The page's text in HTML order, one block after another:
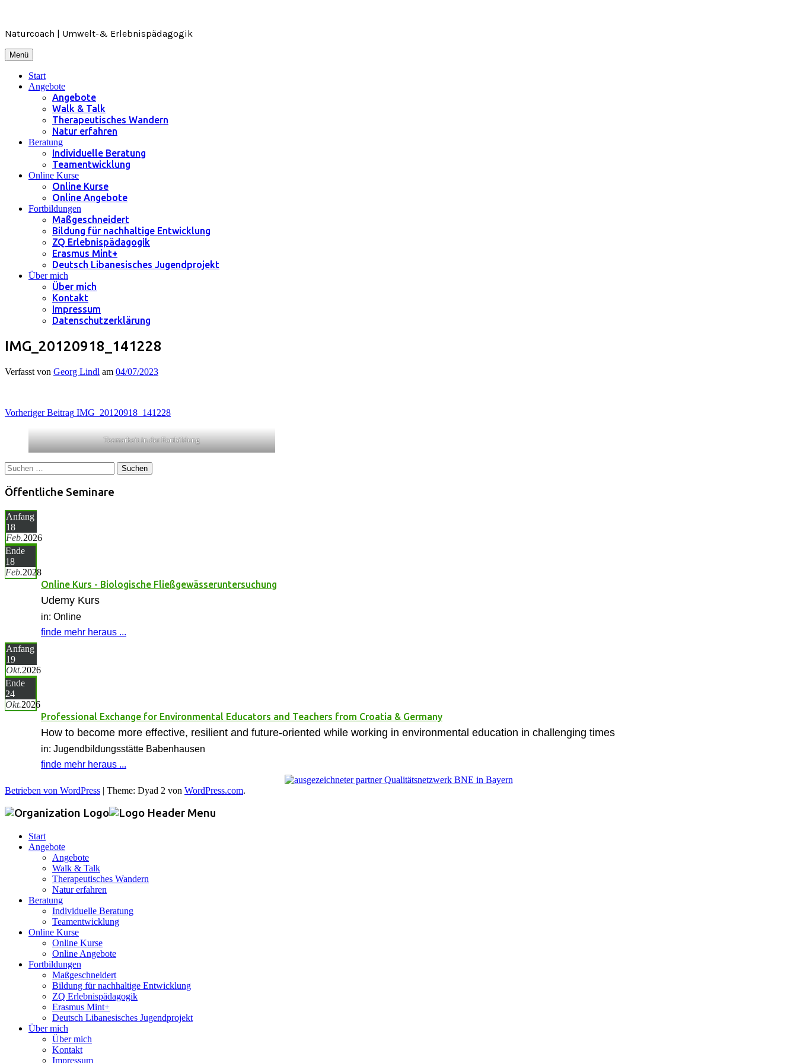
springen
Naturcoach | Umwelt-& Erlebnispädagogik
Menü
Start
Angebote
Angebote
Walk & Talk
Therapeutisches Wandern
Natur erfahren
Beratung
Individuelle Beratung
Teamentwicklung
Online Kurse
Online Kurse
Online Angebote
Fortbildungen
Maßgeschneidert
Bildung für nachhaltige Entwicklung
ZQ Erlebnispädagogik
Erasmus Mint+
Deutsch Libanesisches Jugendprojekt
Über mich
Über mich
Kontakt
Impressum
Datenschutzerklärung
IMG_20120918_141228
Verfasst von Georg Lindl am 04/07/2023
Beitragsnavigation
Vorheriger Beitrag IMG_20120918_141228
Teamarbeit in der Fortbildung
Suchen
nach:
Öffentliche Seminare
Anfang
18
Feb.2026
Ende
18
Feb.2028
Online Kurs - Biologische Fließgewässeruntersuchung
Udemy Kurs
in: Online
finde mehr heraus ...
Anfang
19
Okt.2026
Ende
24
Okt.2026
Professional Exchange for Environmental Educators and Teachers from Croatia & Germany
How to become more effective, resilient and future-oriented while working in environmental education in challenging times
in: Jugendbildungsstätte Babenhausen
finde mehr heraus ...
Betrieben von WordPress | Theme: Dyad 2 von WordPress.com.
Start
Angebote
Angebote
Walk & Talk
Therapeutisches Wandern
Natur erfahren
Beratung
Individuelle Beratung
Teamentwicklung
Online Kurse
Online Kurse
Online Angebote
Fortbildungen
Maßgeschneidert
Bildung für nachhaltige Entwicklung
ZQ Erlebnispädagogik
Erasmus Mint+
Deutsch Libanesisches Jugendprojekt
Über mich
Über mich
Kontakt
Impressum